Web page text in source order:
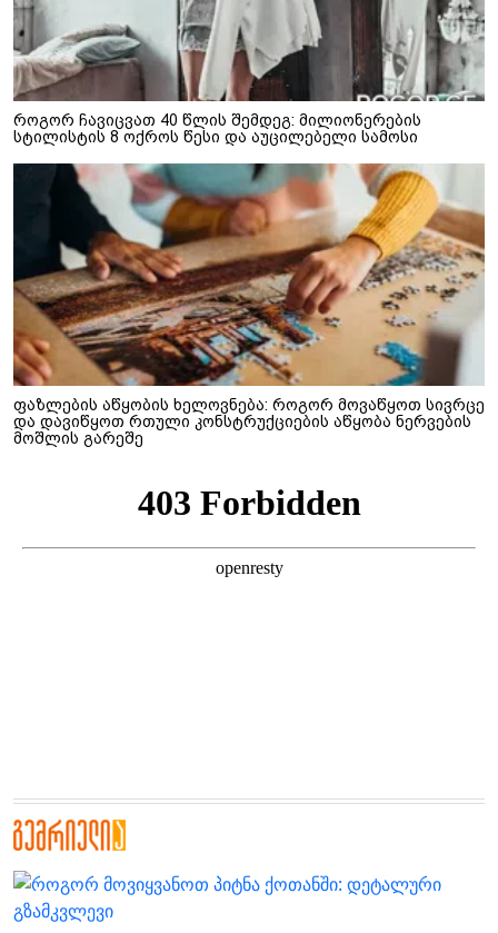
როგორ ჩავიცვათ 40 წლის შემდეგ: მილიონერების
სტილისტის 8 ოქროს წესი და აუცილებელი სამოსი
ფაზლების აწყობის ხელოვნება: როგორ მოვაწყოთ სივრცე
და დავიწყოთ რთული კონსტრუქციების აწყობა ნერვების
მოშლის გარეშე